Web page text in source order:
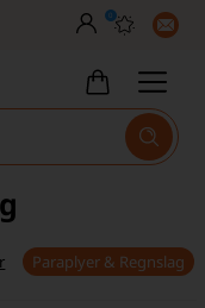
Trustpilot
0
Paraplyer & Regnslag